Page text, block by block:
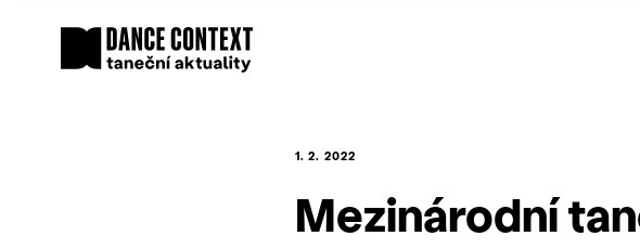
1. 2. 2022
Mezinárodní